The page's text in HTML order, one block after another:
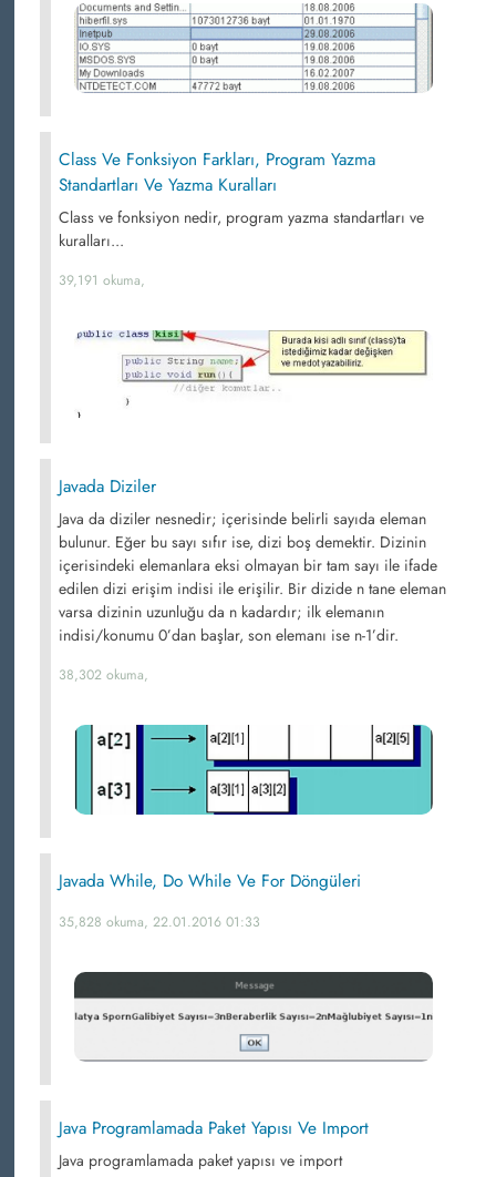
Class Ve Fonksiyon Farkları, Program Yazma
Standartları Ve Yazma Kuralları
Class ve fonksiyon nedir, program yazma standartları ve
kuralları...
39,191 okuma,
Javada Diziler
Java da diziler nesnedir; içerisinde belirli sayıda eleman
bulunur. Eğer bu sayı sıfır ise, dizi boş demektir. Dizinin
içerisindeki elemanlara eksi olmayan bir tam sayı ile ifade
edilen dizi erişim indisi ile erişilir. Bir dizide n tane eleman
varsa dizinin uzunluğu da n kadardır; ilk elemanın
indisi/konumu 0’dan başlar, son elemanı ise n-1’dir.
38,302 okuma,
Javada While, Do While Ve For Döngüleri
35,828 okuma, 22.01.2016 01:33
Java Programlamada Paket Yapısı Ve Import
Java programlamada paket yapısı ve import